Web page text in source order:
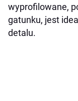
wyprofilowane,
gatunku, jest
detalu.